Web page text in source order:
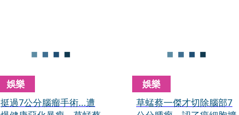
娛樂
挺過7公分腦瘤手術...遭
娛樂
草蜢蔡一傑才切除腦部7